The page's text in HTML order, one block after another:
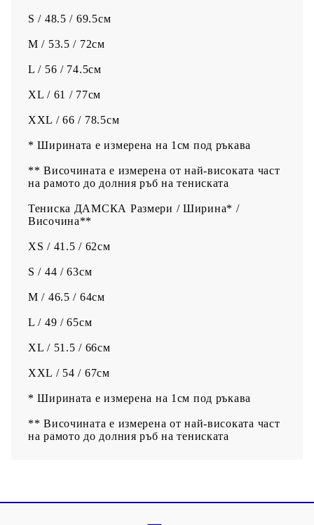
S / 48.5 / 69.5см
M / 53.5 / 72см
L / 56 / 74.5см
XL / 61 / 77см
XXL / 66 / 78.5см
* Ширината е измерена на 1см под ръкава
** Височината е измерена от най-високата част
на рамото до долния ръб на тениската
Тениска ДАМСКА Размери / Ширина* /
Височина**
XS / 41.5 / 62см
S / 44 / 63см
M / 46.5 / 64см
L / 49 / 65см
XL / 51.5 / 66см
XXL / 54 / 67см
* Ширината е измерена на 1см под ръкава
** Височината е измерена от най-високата част
на рамото до долния ръб на тениската